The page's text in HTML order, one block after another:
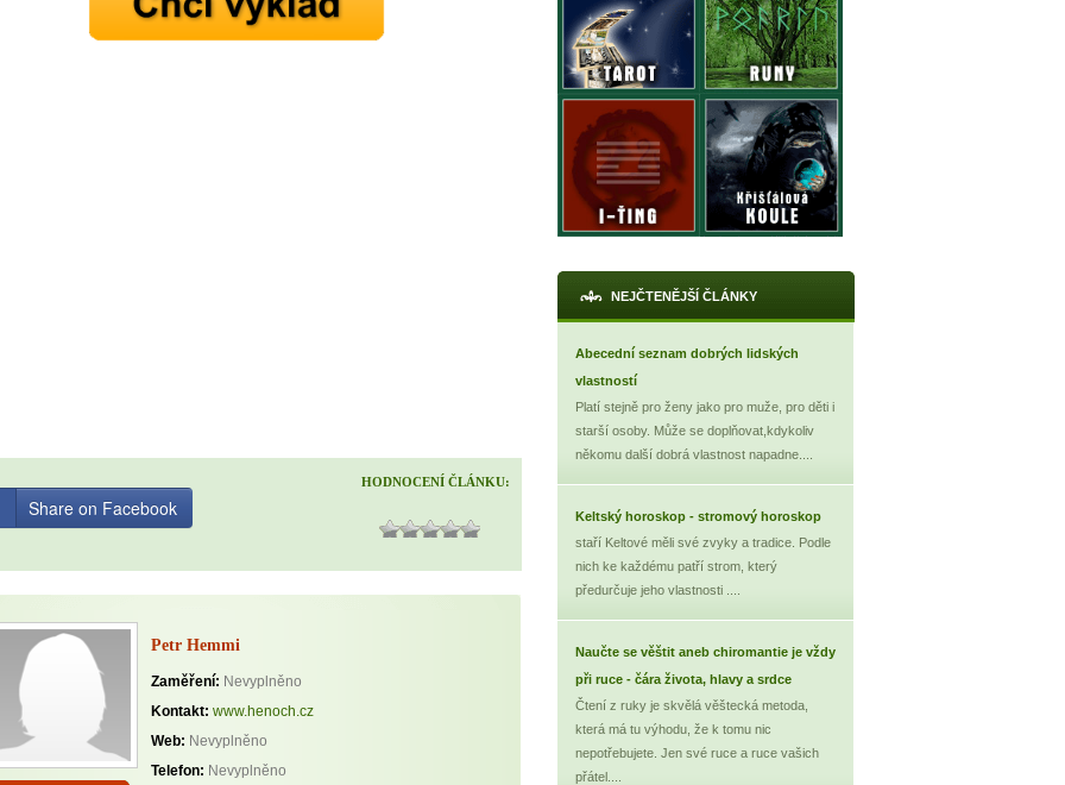
HODNOCENÍ ČLÁNKU:
Share on Facebook
Petr Hemmi
Zaměření: Nevyplněno
Kontakt: www.henoch.cz
Web: Nevyplněno
Telefon: Nevyplněno
NEJČTENĚJŠÍ ČLÁNKY
Abecední seznam dobrých lidských
vlastností
Platí stejně pro ženy jako pro muže, pro děti i
starší osoby. Může se doplňovat,kdykoliv
někomu další dobrá vlastnost napadne....
Keltský horoskop - stromový horoskop
staří Keltové měli své zvyky a tradice. Podle
nich ke každému patří strom, který
předurčuje jeho vlastnosti ....
Naučte se věštit aneb chiromantie je vždy
při ruce - čára života, hlavy a srdce
Čtení z ruky je skvělá věštecká metoda,
která má tu výhodu, že k tomu nic
nepotřebujete. Jen své ruce a ruce vašich
přátel....